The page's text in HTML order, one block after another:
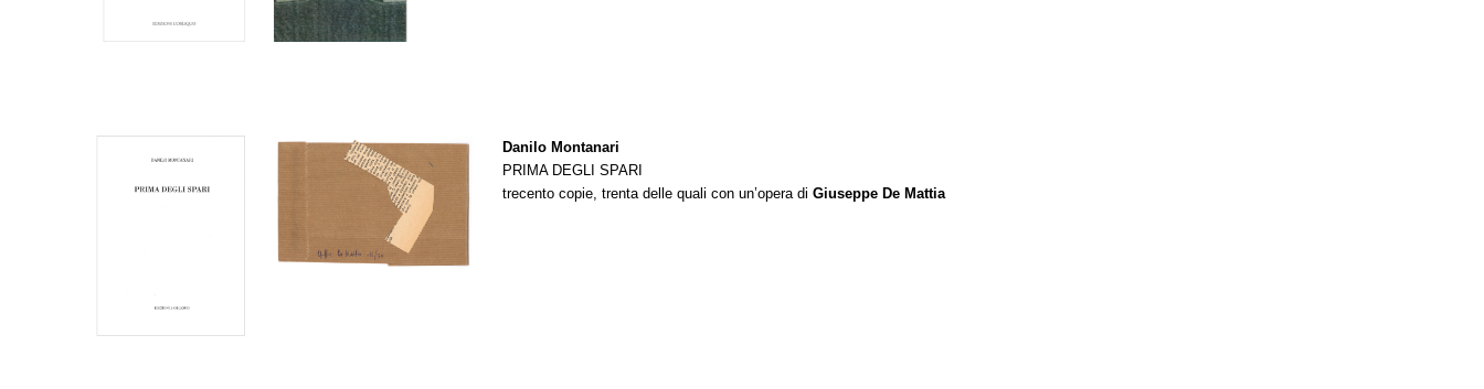
Danilo Montanari
PRIMA DEGLI SPARI
trecento copie, trenta delle quali con un’opera di Giuseppe De Mattia